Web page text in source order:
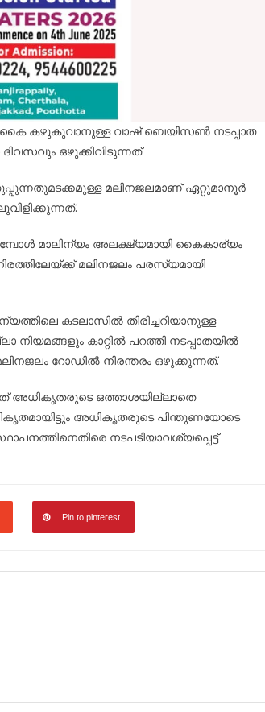
കൈ കഴുകുവാനുള്ള വാഷ് ബെയിസൺ നടപ്പാത
ഒഴുക്കിവിടുന്നത്.
മലിനജലമാണ് ഏറ്റുമാനൂർ
മാലിന്യം അലക്ഷ്യമായി കൈകാര്യം
മലിനജലം പരസ്യമായി
കടലാസിൽ തിരിച്ചറിയാനുള്ള
നിയമങ്ങളും കാറ്റിൽ പറത്തി നടപ്പാതയിൽ
റോഡിൽ നിരന്തരം ഒഴുക്കുന്നത്.
അധികൃതരുടെ ഒത്താശയില്ലാതെ
അധികൃതരുടെ പിന്തുണയോടെ
നടപടിയാവശ്യപ്പെട്ട്
Pin to pinterest